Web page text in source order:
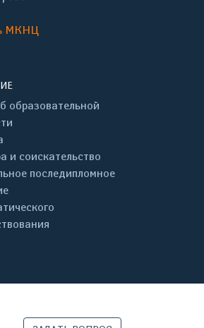
МКНЦ
образовательной
и соискательство
последипломное